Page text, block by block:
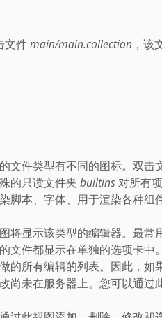
文件main/main.collection ，该
文件类型有不同的图标。双击
的只读文件夹 builtins对所有
脚本、字体、用于渲染各种组
将显示该类型的编辑器。最常
文件都显示在单独的选项卡中。
的所有编辑的列表。因此，如
尚未在服务器上。您可以通过